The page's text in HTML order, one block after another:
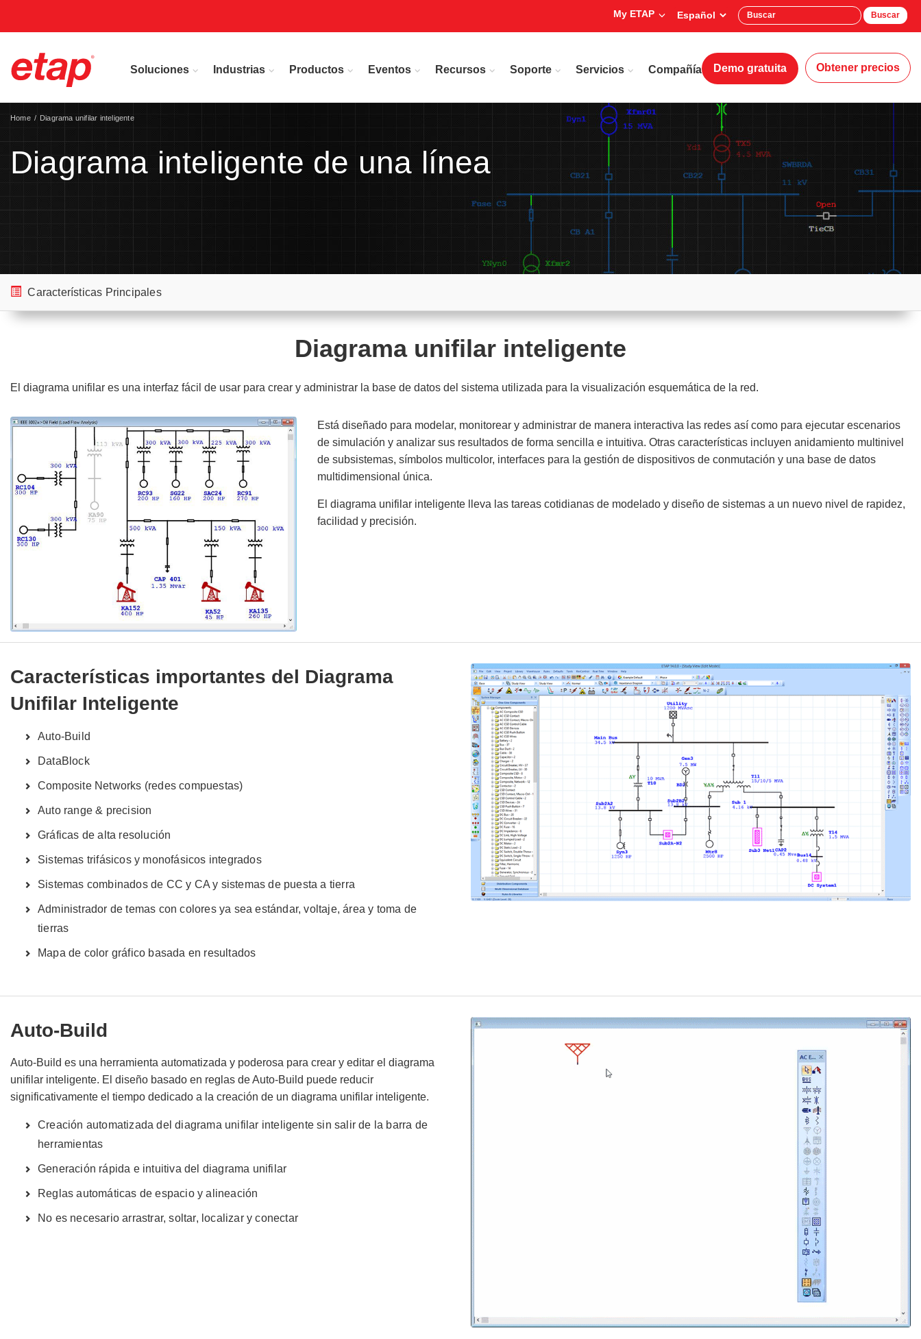
My ETAP Buscar
Soluciones Industrias Productos Eventos Recursos Soporte Servicios Compañía Demo gratuita Obtener precios
Diagrama inteligente de una línea
Home Diagrama unifilar inteligente
Características Principales
Diagrama unifilar inteligente
El diagrama unifilar es una interfaz fácil de usar para crear y administrar la base de datos del sistema utilizada para la visualización esquemática de la red.
Está diseñado para modelar, monitorear y administrar de manera interactiva las redes así como para ejecutar escenarios
de simulación y analizar sus resultados de forma sencilla e intuitiva. Otras características incluyen anidamiento multinivel
de subsistemas, símbolos multicolor, interfaces para la gestión de dispositivos de conmutación y una base de datos
multidimensional única.
El diagrama unifilar inteligente lleva las tareas cotidianas de modelado y diseño de sistemas a un nuevo nivel de rapidez,
facilidad y precisión.
Características importantes del Diagrama
Unifilar Inteligente
Auto-Build
DataBlock
Composite Networks (redes compuestas)
Auto range & precision
Gráficas de alta resolución
Sistemas trifásicos y monofásicos integrados
Sistemas combinados de CC y CA y sistemas de puesta a tierra
Administrador de temas con colores ya sea estándar, voltaje, área y toma de
tierras
Mapa de color gráfico basada en resultados
Auto-Build
Auto-Build es una herramienta automatizada y poderosa para crear y editar el diagrama
unifilar inteligente. El diseño basado en reglas de Auto-Build puede reducir
significativamente el tiempo dedicado a la creación de un diagrama unifilar inteligente.
Creación automatizada del diagrama unifilar inteligente sin salir de la barra de
herramientas
Generación rápida e intuitiva del diagrama unifilar
Reglas automáticas de espacio y alineación
No es necesario arrastrar, soltar, localizar y conectar